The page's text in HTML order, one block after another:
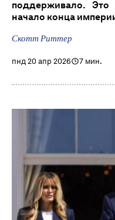
поддерживало.
начало конца
Скотт Риттер
пнд 20 апр 2026 7 мин.